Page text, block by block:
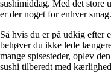
sushimiddag. Med det store
er der noget for enhver smag.
Så hvis du er på udkig efter
behøver du ikke lede
mange spisesteder, oplev
sushi tilberedt med